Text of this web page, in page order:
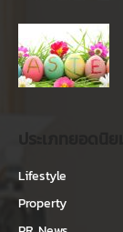
Lifestyle
Property